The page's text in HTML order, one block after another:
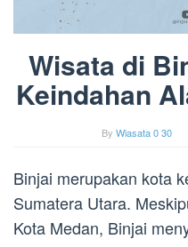
Wisata di
Keindahan
By Wiasata 0 30
Binjai merupakan kota
Sumatera Utara.
Kota Medan, Binjai